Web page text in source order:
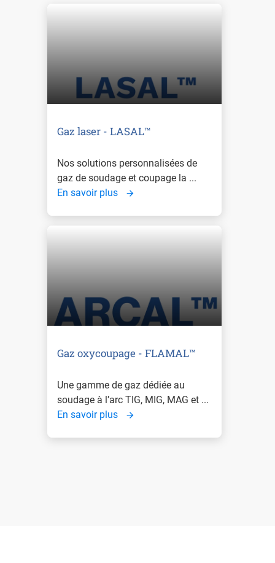
Gaz laser - LASAL™
Nos solutions personnalisées de
gaz de soudage et coupage la ...
En savoir plus
Gaz oxycoupage - FLAMAL™
Une gamme de gaz dédiée au
soudage à l’arc TIG, MIG, MAG et ...
En savoir plus